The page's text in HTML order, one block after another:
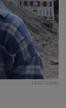
LEGITISSAM